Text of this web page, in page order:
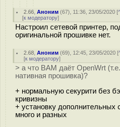
2.66 ,Аноним (67), 11:36, 23/05/2020 [
[к модератору]
Настроил сетевой принтер,
оригинальной прошивке нет.
2.68 ,Аноним (69), 12:45, 23/05/2020 [
[к модератору]
> а что ВАМ даёт OpenWrt
нативная прошивка)?
+ нормальную секурити без
кривизны
+ установку дополнительных
много и разных